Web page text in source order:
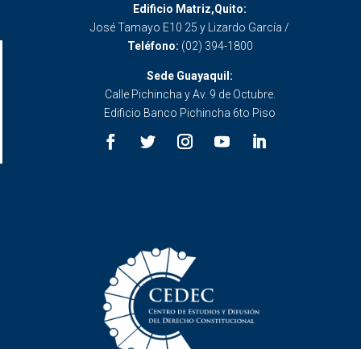
Edificio Matriz,Quito:
José Tamayo E10 25 y Lizardo García /
Teléfono: (02) 394-1800
Sede Guayaquil:
Calle Pichincha y Av. 9 de Octubre.
Edificio Banco Pichincha 6to Piso